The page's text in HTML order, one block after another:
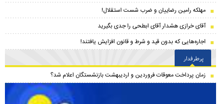
مهلکه رامین رضاییان و ضرب شست استقلال!
آقای خرازی هشدار آقای ابطحی را جدی بگیرید
اجاره‌هایی که بدون قید و شرط و قانون افزایش یافتند!
پرطرفدار
زمان پرداخت معوقات فروردین و اردیبهشت بازنشستگان اعلام شد؟